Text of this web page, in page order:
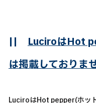
|| LuciroはHot
は掲載しておりま
LuciroはHot pepper(ホッ